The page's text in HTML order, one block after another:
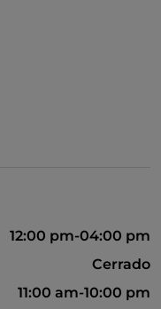
12:00 pm-04:00 pm
Cerrado
11:00 am-10:00 pm